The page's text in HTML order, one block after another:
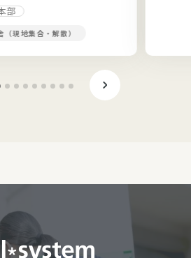
部
（現地集合・解散）